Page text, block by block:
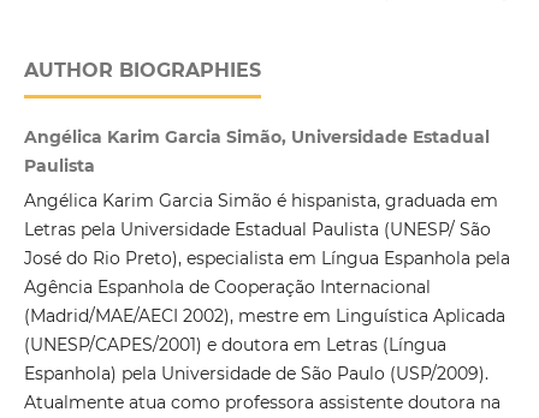
AUTHOR BIOGRAPHIES
Angélica Karim Garcia Simão, Universidade Estadual
Paulista
Angélica Karim Garcia Simão é hispanista, graduada em
Letras pela Universidade Estadual Paulista (UNESP/ São
José do Rio Preto), especialista em Língua Espanhola pela
Agência Espanhola de Cooperação Internacional
(Madrid/MAE/AECI 2002), mestre em Linguística Aplicada
(UNESP/CAPES/2001) e doutora em Letras (Língua
Espanhola) pela Universidade de São Paulo (USP/2009).
Atualmente atua como professora assistente doutora na